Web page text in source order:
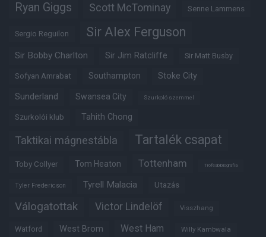
Ryan Giggs Scott McTominay Senne Lammens
Sergio Reguilon Sir Alex Ferguson
Sir Bobby Charlton Sir Jim Ratcliffe Sir Matt Busby
Sofyan Amrabat Southampton Stoke City
Sunderland Swansea City Szurkoló szemmel
Szurkolói klub Tahith Chong
Taktikai mágnestábla Tartalék csapat
Toby Collyer Tom Heaton Tottenham Trófeabibliográfia
Tyler Fredericson Tyrell Malacia Utazás
Válogatottak Victor Lindelöf Visszhang
Watford West Brom West Ham Willy Kambwala